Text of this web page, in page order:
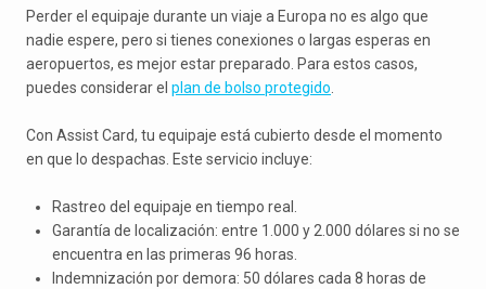
Perder el equipaje durante un viaje a Europa no es algo que
nadie espere, pero si tienes conexiones o largas esperas en
aeropuertos, es mejor estar preparado. Para estos casos,
puedes considerar el plan de bolso protegido
Con Assist Card, tu equipaje está cubierto desde el momento
en que lo despachas. Este servicio incluye:
Rastreo del equipaje en tiempo real.
Garantía de localización: entre 1.000 y 2.000 dólares si no se
encuentra en las primeras 96 horas.
Indemnización por demora: 50 dólares cada 8 horas de